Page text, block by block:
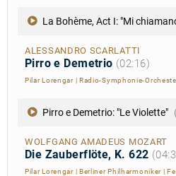
La Bohème, Act I: "Mi
ALESSANDRO SCARLATTI
Pirro e Demetrio (02:16)
Pilar Lorengar| Radio-Symphonie-
Pirro e Demetrio: "Le Violette"
WOLFGANG AMADEUS MOZART
Die Zauberflöte, K. 622
Pilar Lorengar| Berliner Philharmoniker |